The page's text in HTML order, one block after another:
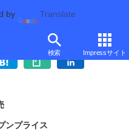
by Translate
検索 Impressサイト
タンド付き7型Android端末
ンプライス